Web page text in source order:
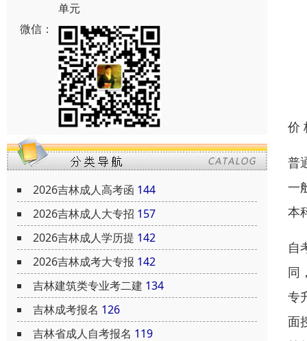
单元
微信：
2026吉林成人高考函 144
2026吉林成人大专招 157
2026吉林成人学历提 142
2026吉林成考大专报 142
吉林建筑类专业考二建 134
吉林成考报名 126
吉林省成人自考报名 119
价
普
一
本
自
同
专
面